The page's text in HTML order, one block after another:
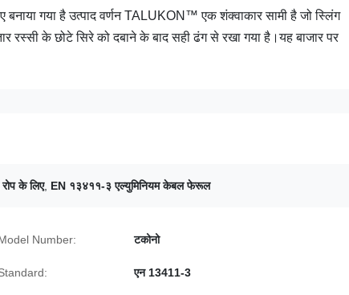
गया है उत्पाद वर्णन TALUKON™ एक शंक्वाकार सामी है जो स्लिंग
रस्सी के छोटे सिरे को दबाने के बाद सही ढंग से रखा गया है।यह बाजार पर
के लिए, EN १३४११-३ एल्युमिनियम केबल फेरूल
Number: टकोनो
एन 13411-3